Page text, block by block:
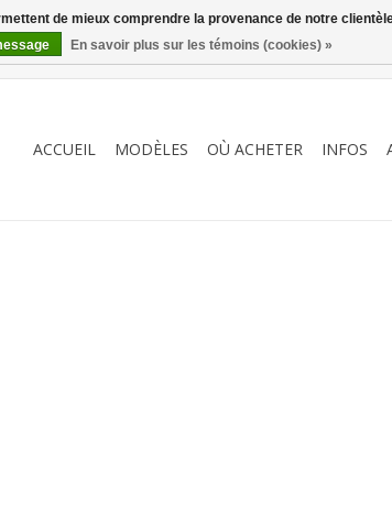
ACCUEIL MODÈLES OÙ ACHETER INFOS
de mieux comprendre la provenance de notre
En savoir plus sur les témoins (cookies) »